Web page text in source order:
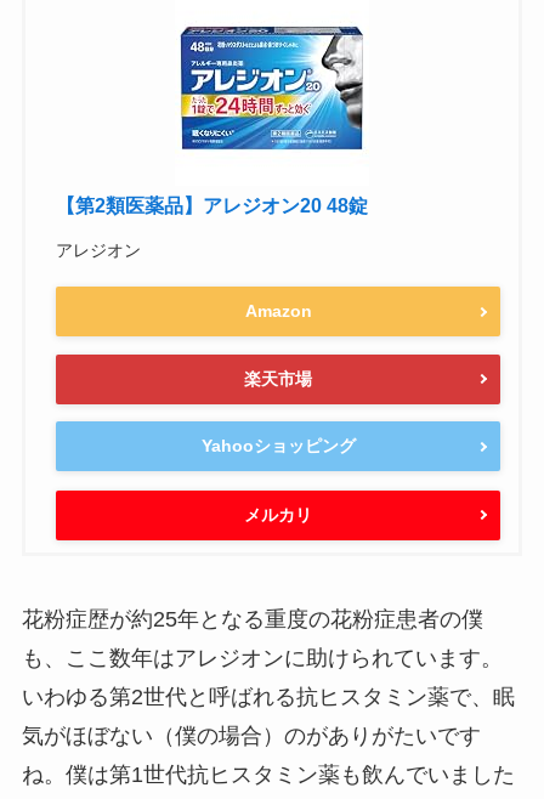
【第2類医薬品】アレジオン20 48錠
アレジオン
Amazon
楽天市場
Yahooショッピング
メルカリ
花粉症歴が約25年となる重度の花粉症患者の僕
も、ここ数年はアレジオンに助けられています。
いわゆる第2世代と呼ばれる抗ヒスタミン薬で、眠
気がほぼない（僕の場合）のがありがたいです
ね。僕は第1世代抗ヒスタミン薬も飲んでいました